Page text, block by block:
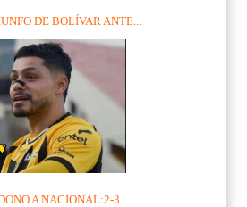
DE BOLÍVAR ANTE...
A NACIONAL:2-3